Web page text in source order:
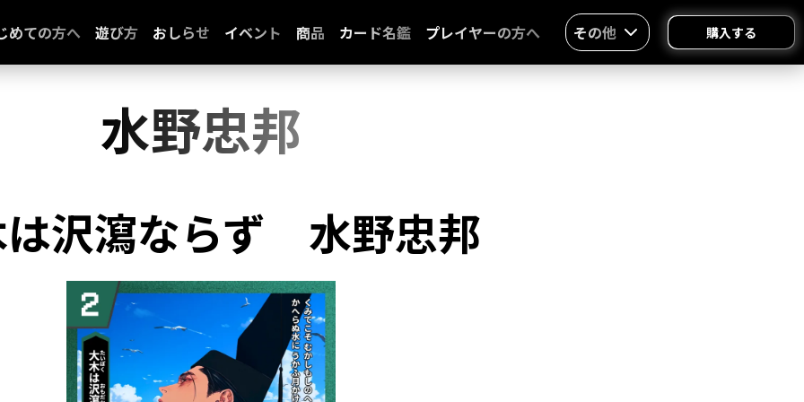
めての方へ 遊び方 おしらせ イベント 商品 カード名鑑 プレイヤーの方へ その他 購入する
水野忠邦
沢瀉ならず 水野忠邦